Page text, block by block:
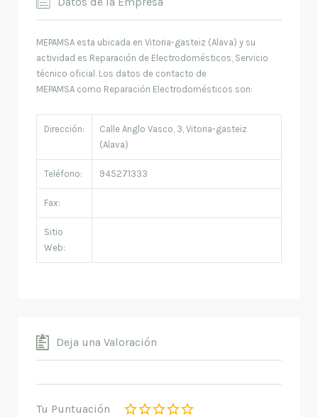
MEPAMSA esta ubicada en Vitoria-gasteiz (Alava) y su
actividad es Reparación de Electrodomésticos, Servicio
técnico oficial. Los datos de contacto de
MEPAMSA como Reparación Electrodomésticos son:
Dirección:
Calle Anglo Vasco, 3, Vitoria-gasteiz
(Alava)
Teléfono: 945271333
Fax:
Sitio
Web:
Deja una Valoración
Tu Puntuación